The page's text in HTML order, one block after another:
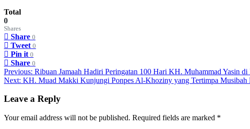
Total
0
Shares
Share 0
Tweet 0
Pin it 0
Share 0
Post
navigation
Previous: Ribuan Jamaah Hadiri Peringatan 100 Hari KH. Muhammad Yasin di
Next: KH. Muad Makki Kunjungi Ponpes Al-Khoziny yang Tertimpa Musibah
Leave a Reply
Your email address will not be published. Required fields are marked *